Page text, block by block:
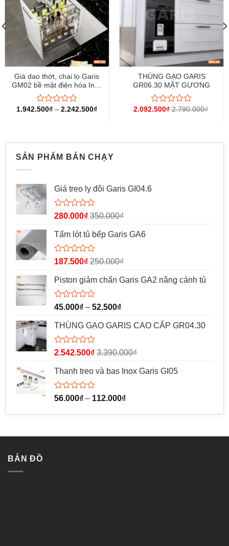
Giá dao thớt, chai lọ Garis
GM02 bề mặt điện hóa Inox
304
Được
5
1.942.500₫ –2.242.500₫
THÙNG GẠO GARIS
GR06.30 MẶT GƯƠNG
Được
5
2.092.500₫ 2.790.000₫
SẢN PHẨM BÁN CHẠY
Giá treo ly đôi Garis GI04.6
Được
hạng
0
5
280.000₫ 350.000₫
Tấm lót tủ bếp Garis GA6
Được
hạng
0
5
187.500₫ 250.000₫
Piston giảm chấn Garis GA2 nâng cánh tủ
Được
hạng
0
5
45.000₫– 52.500₫
THÙNG GẠO GARIS CAO CẤP GR04.30
Được
hạng
0
5
2.542.500₫ 3.390.000₫
Thanh treo và bas Inox Garis GI05
Được
hạng
sao
56.000₫– 112.000₫
BẢN ĐỒ